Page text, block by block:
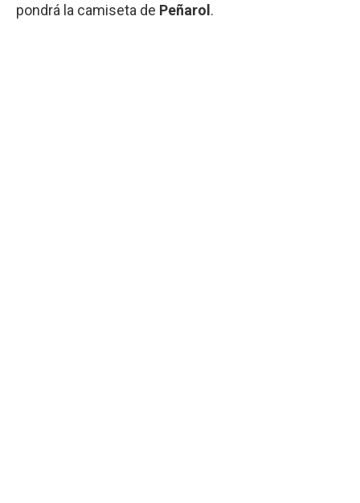
pondrá la camiseta de Peñarol .